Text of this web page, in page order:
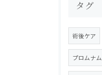
タグ
術後ケア
プロムナム